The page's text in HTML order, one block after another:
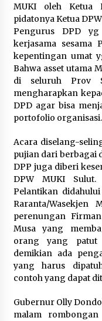
MUKI oleh Ketua
pidatonya Ketua
Pengurus DPD
kerjasama sesama
kepentingan umat
Bahwa asset utama
di seluruh Prov
mengharapkan
DPD agar bisa
portofolio organisasi.
Acara diselang-
pujian dari berbagai
DPP juga diberi
DPW MUKI Sulut.
Pelantikan
Raranta/
perenungan
Musa yang
orang yang patut
demikian ada
yang harus
contoh yang dapat
Gubernur Olly
malam